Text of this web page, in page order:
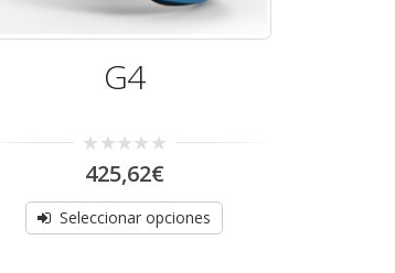
G4
out
5
425,62€
Seleccionar opciones